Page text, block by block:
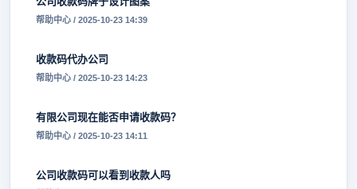
帮助中心 / 2025-10-23 14:39
收款码代办公司
帮助中心 / 2025-10-23 14:23
有限公司现在能否申请收款码？
帮助中心 / 2025-10-23 14:11
公司收款码可以看到收款人吗